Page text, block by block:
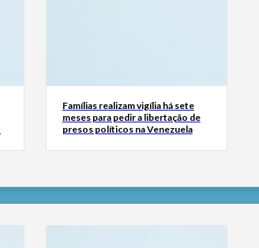
Famílias realizam vigília há sete
meses para pedir a libertação de
presos políticos na Venezuela